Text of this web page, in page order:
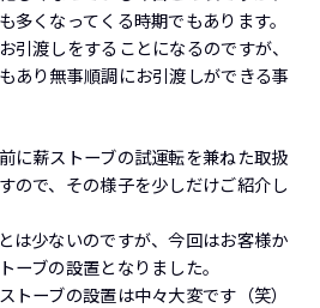
多くなってくる時期でもあります。
引渡しをすることになるのですが、
あり無事順調にお引渡しができる事
に薪ストーブの試運転を兼ねた取扱
ので、その様子を少しだけご紹介し
は少ないのですが、今回はお客様か
ーブの設置となりました。
トーブの設置は中々大変です（笑）